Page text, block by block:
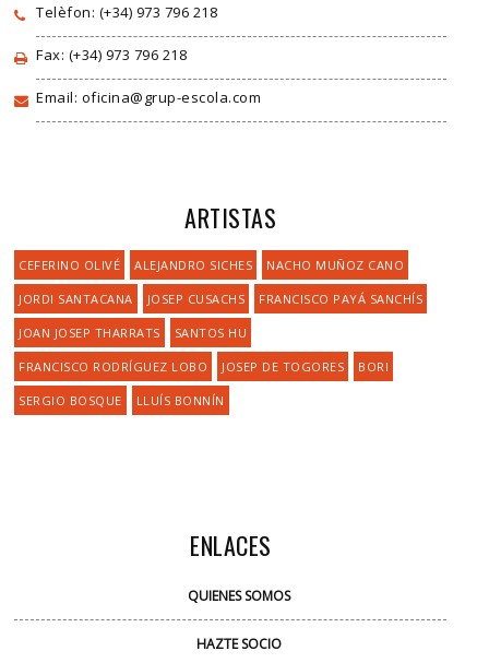
Telèfon: (+34) 973 796 218
Fax: (+34) 973 796 218
Email: oficina@grup-escola.com
ARTISTAS
CEFERINO OLIVÉ ALEJANDRO SICHES NACHO MUÑOZ CANO
JORDI SANTACANA JOSEP CUSACHS FRANCISCO PAYÁ SANCHÍS
JOAN JOSEP THARRATS SANTOS HU
FRANCISCO RODRÍGUEZ LOBO JOSEP DE TOGORES BORI
SERGIO BOSQUE LLUÍS BONNÍN
ENLACES
QUIENES SOMOS
HAZTE SOCIO